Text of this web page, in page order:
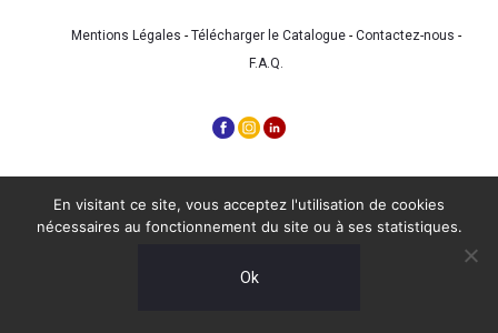
Mentions Légales - Télécharger le Catalogue- Contactez-nous -
F.A.Q.
En visitant ce site, vous acceptez l'utilisation de cookies
nécessaires au fonctionnement du site ou à ses statistiques.
Ok